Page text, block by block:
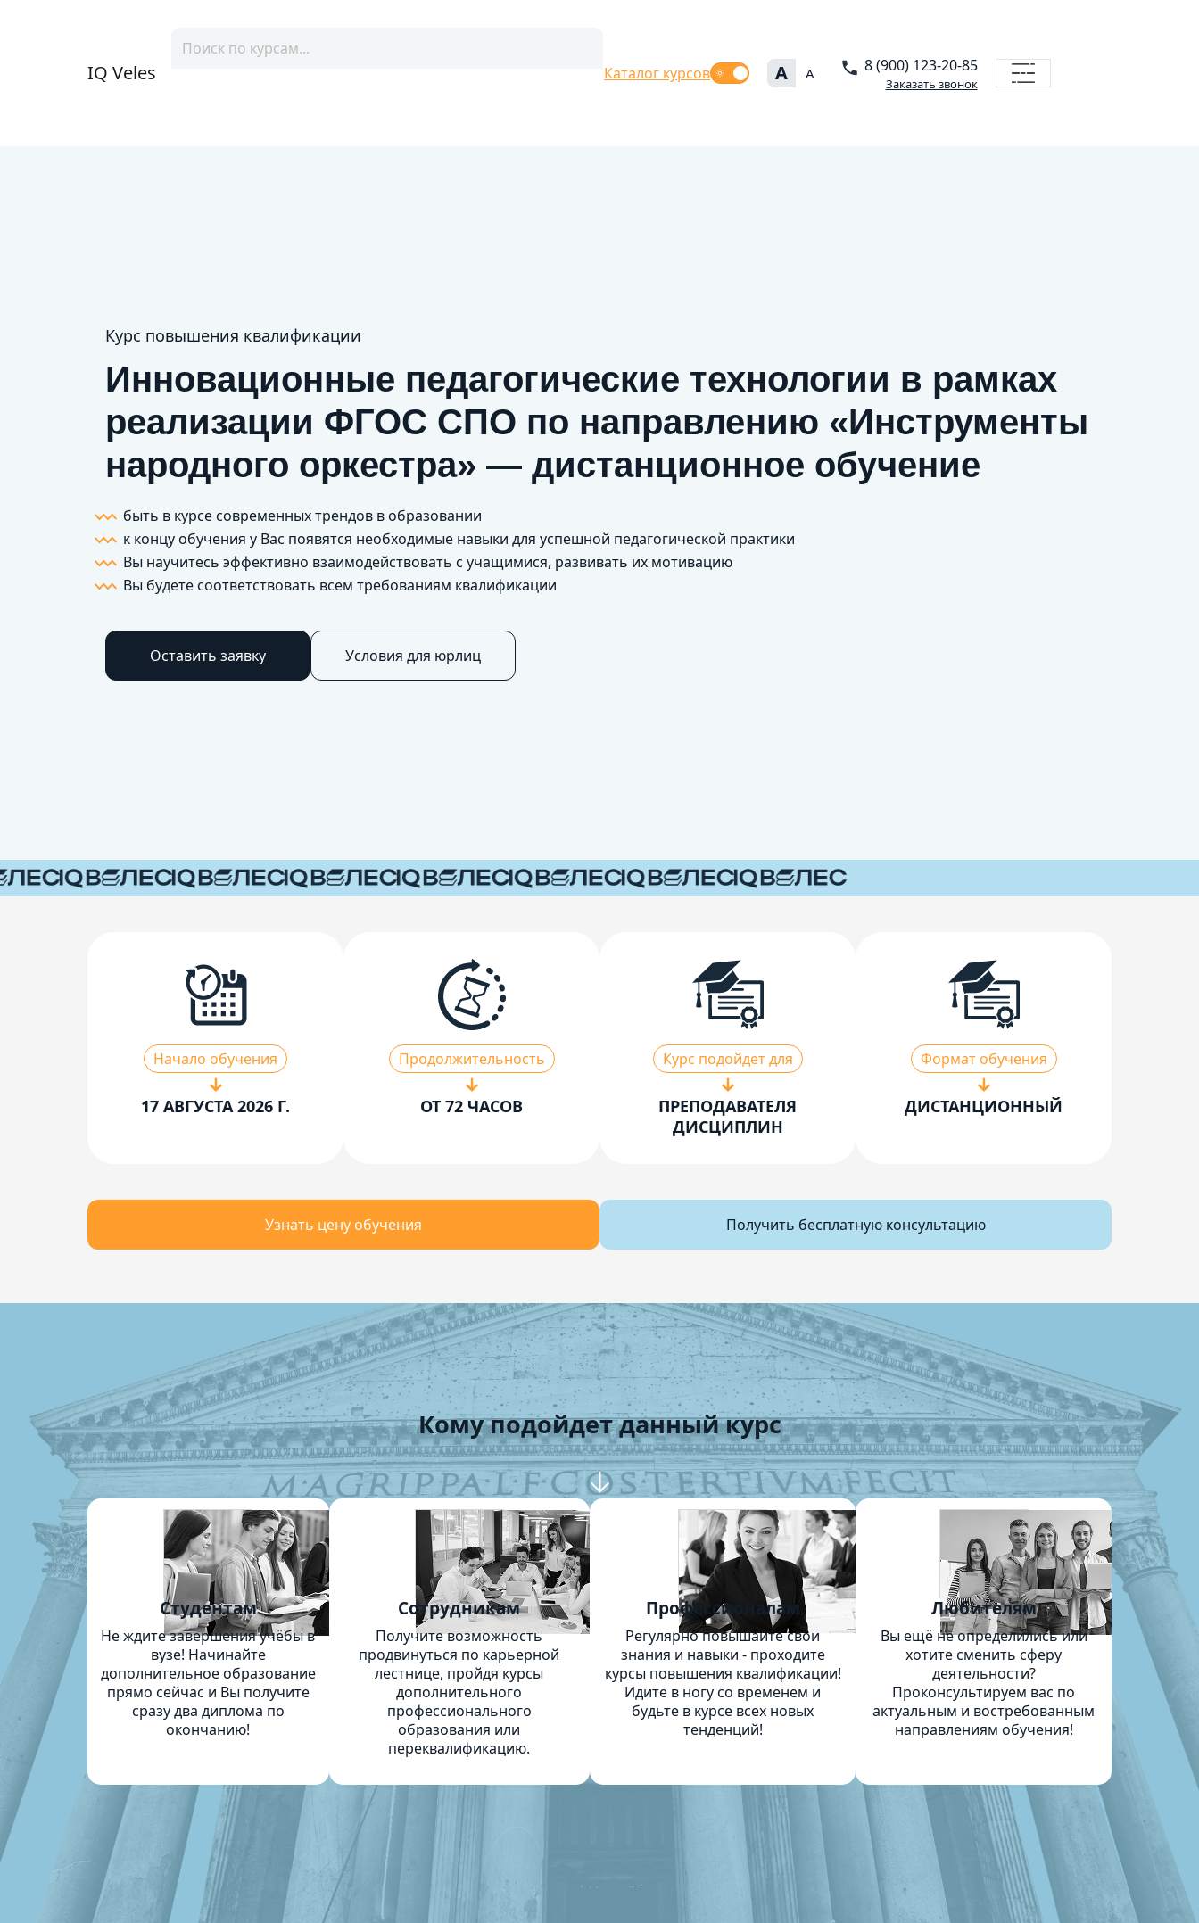
IQ Veles Каталог курсов A A 8 (900) 123-20-85
Заказать звонок
Курс повышения квалификации
Инновационные педагогические технологии в рамках
реализации ФГОС СПО по направлению «Инструменты
народного оркестра» — дистанционное обучение
быть в курсе современных трендов в образовании
к концу обучения у Вас появятся необходимые навыки для успешной педагогической практики
Вы научитесь эффективно взаимодействовать с учащимися, развивать их мотивацию
Вы будете соответствовать всем требованиям квалификации
Оставить заявку Условия для юрлиц
Начало обучения
17 АВГУСТА 2026 Г.
Продолжительность
ОТ 72 ЧАСОВ
Курс подойдет для
ПРЕПОДАВАТЕЛЯ
ДИСЦИПЛИН
Формат обучения
ДИСТАНЦИОННЫЙ
Узнать цену обучения Получить бесплатную консультацию
Кому подойдет данный курс
Студентам
Не ждите завершения учёбы в
вузе! Начинайте
дополнительное образование
прямо сейчас и Вы получите
сразу два диплома по
окончанию!
Сотрудникам
Получите возможность
продвинуться по карьерной
лестнице, пройдя курсы
дополнительного
профессионального
образования или
переквалификацию.
Профессионалам
Регулярно повышайте свои
знания и навыки - проходите
курсы повышения квалификации!
Идите в ногу со временем и
будьте в курсе всех новых
тенденций!
Любителям
Вы ещё не определились или
хотите сменить сферу
деятельности?
Проконсультируем вас по
актуальным и востребованным
направлениям обучения!